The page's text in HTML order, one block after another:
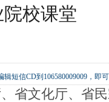
院校课堂
辑短信CD到106580009009，即
文化厅、省民